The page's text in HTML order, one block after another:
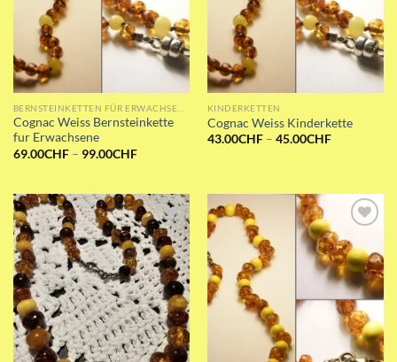
Cognac Weiss Bernsteinkette
fur Erwachsene
69.00CHF – 99.00CHFPreisspanne:
KINDERKETTEN
Cognac Weiss Kinderkette
43.00CHF – 45.00CHF
Add to wishlist Add to wishlist